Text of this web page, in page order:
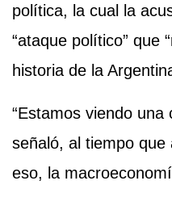
política, la cual la
“ataque político” que
historia de la
“Estamos viendo una
señaló, al tiempo
eso, la